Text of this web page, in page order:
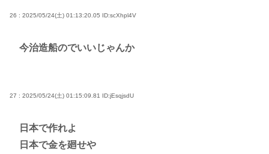
26 : 2025/05/24(土) 01:13:20.05 ID:scXhpl4V
今治造船のでいいじゃんか
27 : 2025/05/24(土) 01:15:09.81 ID:jEsqjsdU
日本で作れよ
日本で金を廻せや